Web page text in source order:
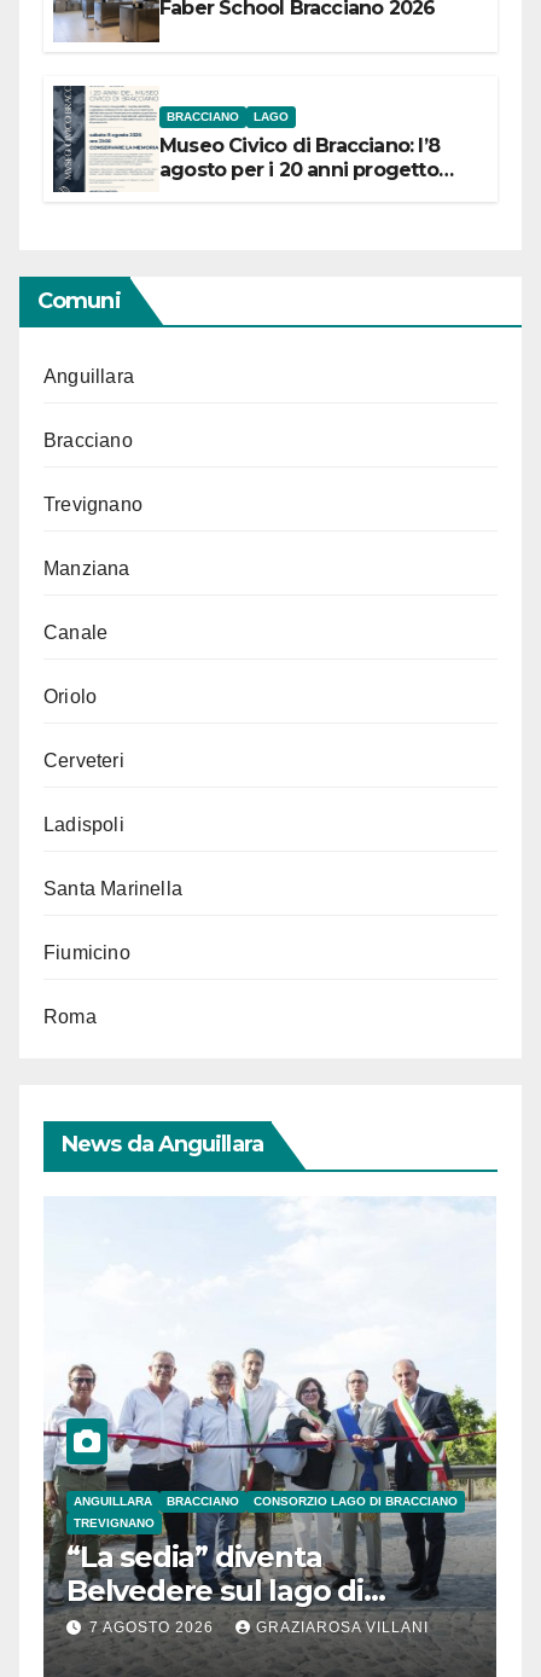
Faber School Bracciano 2026
BRACCIANO LAGO
Museo Civico di Bracciano: l’8
agosto per i 20 anni progetto
Comuni
Anguillara
Bracciano
Trevignano
Manziana
Canale
Oriolo
Cerveteri
Ladispoli
Santa Marinella
Fiumicino
Roma
News da Anguillara
ANGUILLARA BRACCIANO
CONSORZIO LAGO DI BRACCIANO
TREVIGNANO
“La sedia” diventa
Belvedere sul lago di
Bracciano: ieri
l’inaugurazione
7 AGOSTO 2026 GRAZIAROSA VILLANI